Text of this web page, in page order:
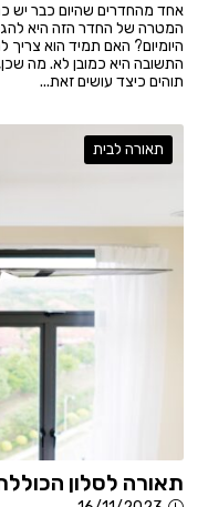
אחד מהחדרים שהיום כבר יש
המטרה של החדר הזה היא להגן
היומיום? האם תמיד הוא
התשובה היא כמובן לא. מה
תוהים כיצד עושים זאת...
תאורה לבית
תאורה לסלון